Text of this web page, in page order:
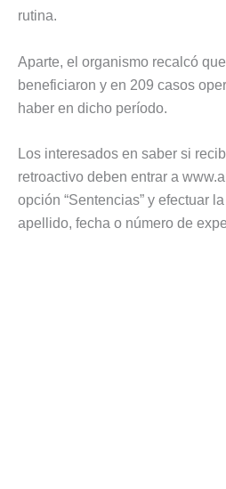
rutina.
Aparte, el organismo recalcó
beneficiaron y en 209 casos
haber en dicho período.
Los interesados en saber si
retroactivo deben entrar a
opción “Sentencias” y efectuar
apellido, fecha o número de